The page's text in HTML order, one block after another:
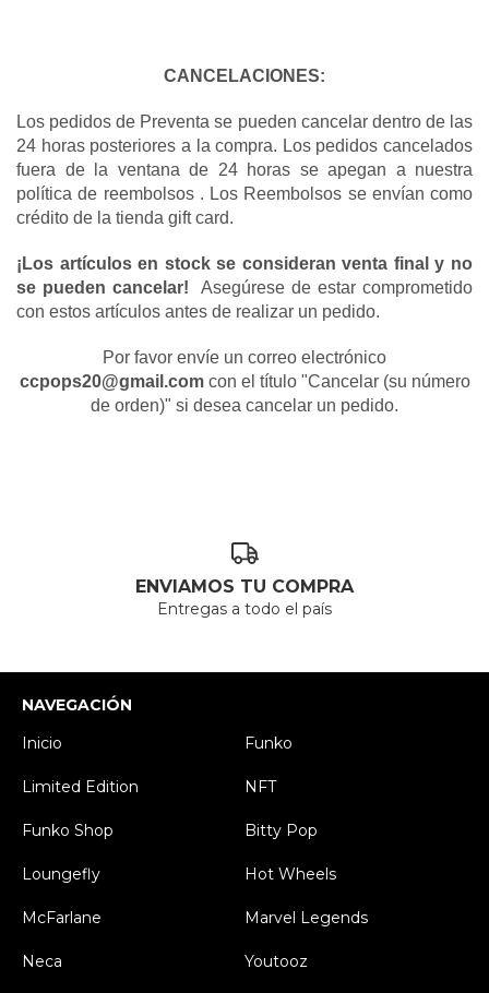
CANCELACIONES:
Los pedidos de Preventa se pueden cancelar dentro de las
24 horas posteriores a la compra. Los pedidos cancelados
fuera de la ventana de 24 horas se apegan a nuestra
política de reembolsos . Los Reembolsos se envían como
crédito de la tienda gift card.
¡Los artículos en stock se consideran venta final y no
se pueden cancelar!
Asegúrese de estar comprometido
con estos artículos antes de realizar un pedido.
Por favor envíe un correo electrónico
ccpops20@gmail.com con el título "Cancelar (su número
de orden)" si desea cancelar un pedido.
ENVIAMOS TU COMPRA
Entregas a todo el país
NAVEGACIÓN
Inicio
Funko
Limited Edition NFT
Funko Shop Bitty Pop
Loungefly Hot Wheels
McFarlane Marvel Legends
Neca Youtooz